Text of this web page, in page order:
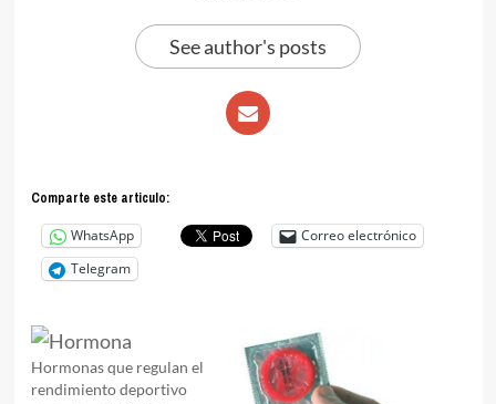
See author's posts
Comparte este articulo:
WhatsApp
Correo electrónico
Telegram
Hormonas que regulan el
rendimiento deportivo